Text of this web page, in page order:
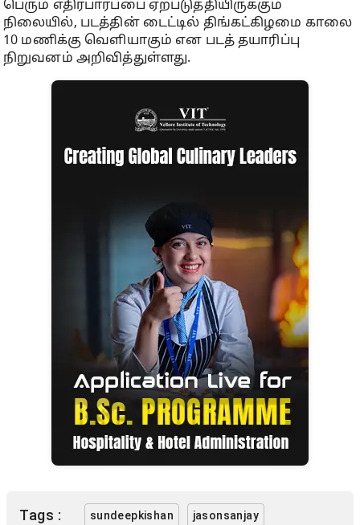
பெரும் எதிர்பார்ப்பை ஏற்படுத்தியிருக்கும்
நிலையில், படத்தின் டைட்டில் திங்கட்கிழமை காலை
10 மணிக்கு வெளியாகும் என படத் தயாரிப்பு
நிறுவனம் அறிவித்துள்ளது.
Tags : sundeepkishan jasonsanjay